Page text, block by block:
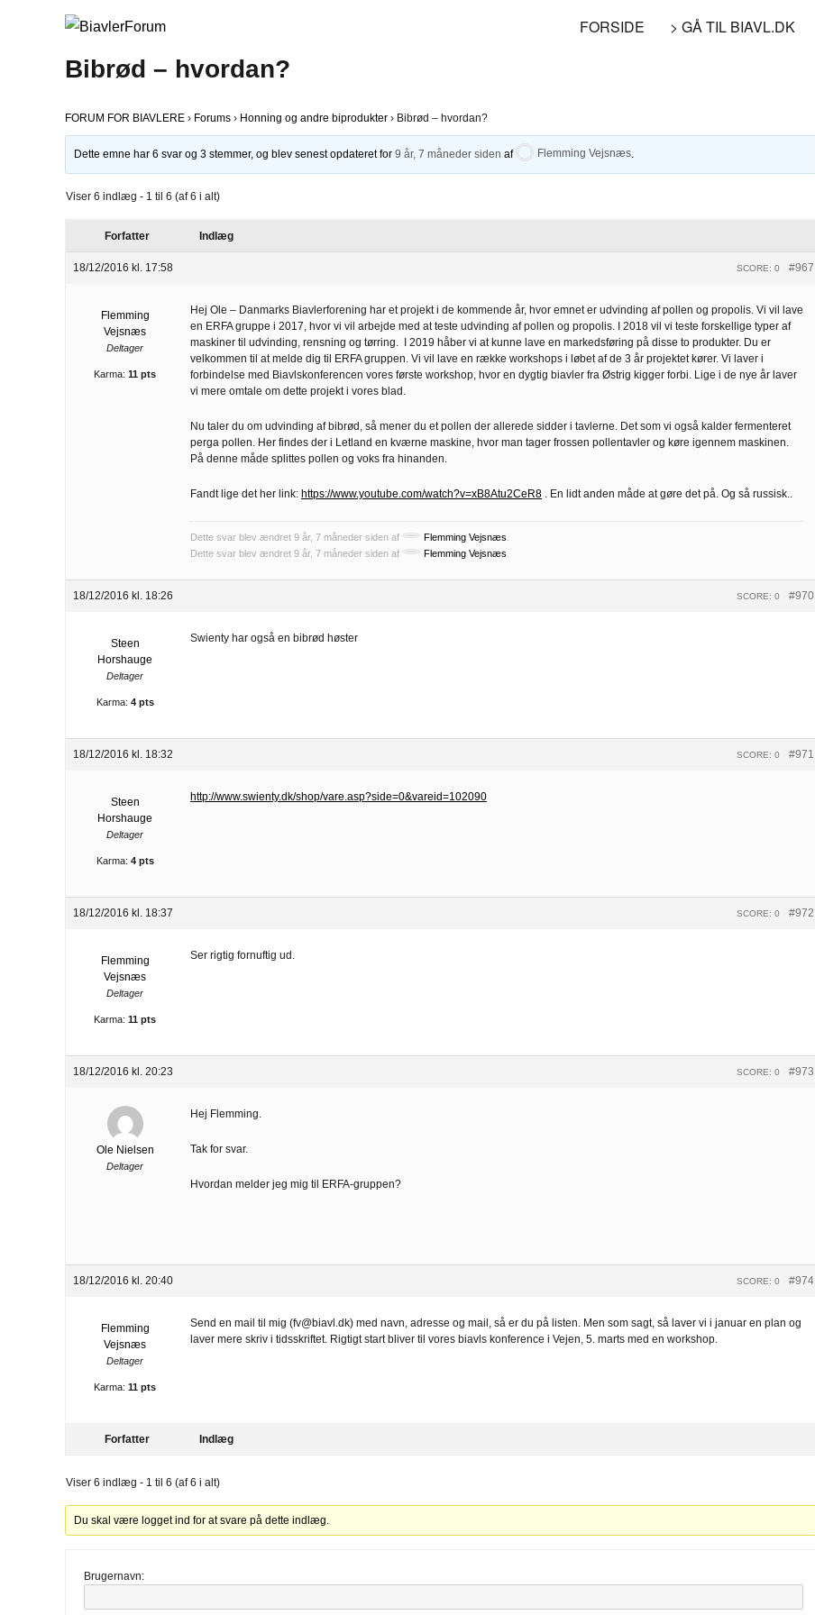
FORSIDE > GÅ TIL BIAVL.DK
Bibrød – hvordan?
FORUM FOR BIAVLERE › Forums › Honning og andre biprodukter › Bibrød – hvordan?
Dette emne har 6 svar og 3 stemmer, og blev senest opdateret for9 år, 7 måneder siden af Flemming Vejsnæs
Viser 6 indlæg - 1 til 6 (af 6 i alt)
Forfatter Indlæg
18/12/2016 kl. 17:58 #967
SCORE: 0
Flemming
Vejsnæs
Deltager
Karma: 11 pts
Hej Ole – Danmarks Biavlerforening har et projekt i de kommende år, hvor emnet er udvinding af pollen og propolis. Vi vil lave
en ERFA gruppe i 2017, hvor vi vil arbejde med at teste udvinding af pollen og propolis. I 2018 vil vi teste forskellige typer af
maskiner til udvinding, rensning og tørring. I 2019 håber vi at kunne lave en markedsføring på disse to produkter. Du er
velkommen til at melde dig til ERFA gruppen. Vi vil lave en række workshops i løbet af de 3 år projektet kører. Vi laver i
forbindelse med Biavlskonferencen vores første workshop, hvor en dygtig biavler fra Østrig kigger forbi. Lige i de nye år laver
vi mere omtale om dette projekt i vores blad.
Nu taler du om udvinding af bibrød, så mener du et pollen der allerede sidder i tavlerne. Det som vi også kalder fermenteret
perga pollen. Her findes der i Letland en kværne maskine, hvor man tager frossen pollentavler og køre igennem maskinen.
På denne måde splittes pollen og voks fra hinanden.
Fandt lige det her link: https://www.youtube.com/watch?v=xB8Atu2CeR8 . En lidt anden måde at gøre det på. Og så russisk..
Dette svar blev ændret 9 år, 7 måneder siden af Flemming Vejsnæs
Dette svar blev ændret 9 år, 7 måneder siden af
Flemming Vejsnæs
18/12/2016 kl. 18:26 #970
SCORE: 0
Steen
Horshauge
Deltager
Karma: 4 pts
Swienty har også en bibrød høster
18/12/2016 kl. 18:32 #971
SCORE: 0
Steen
Horshauge
Deltager
Karma: 4 pts
http://www.swienty.dk/shop/vare.asp?side=0&vareid=102090
18/12/2016 kl. 18:37 #972
SCORE: 0
Flemming
Vejsnæs
Deltager
Karma: 11 pts
Ser rigtig fornuftig ud.
18/12/2016 kl. 20:23 #973
SCORE: 0
Ole Nielsen
Deltager
Hej Flemming.
Tak for svar.
Hvordan melder jeg mig til ERFA-gruppen?
18/12/2016 kl. 20:40 #974
SCORE: 0
Flemming
Vejsnæs
Deltager
Karma: 11 pts
Send en mail til mig (fv@biavl.dk) med navn, adresse og mail, så er du på listen. Men som sagt, så laver vi i januar en plan og
laver mere skriv i tidsskriftet. Rigtigt start bliver til vores biavls konference i Vejen, 5. marts med en workshop.
Forfatter Indlæg
Viser 6 indlæg - 1 til 6 (af 6 i alt)
Du skal være logget ind for at svare på dette indlæg.
Brugernavn: